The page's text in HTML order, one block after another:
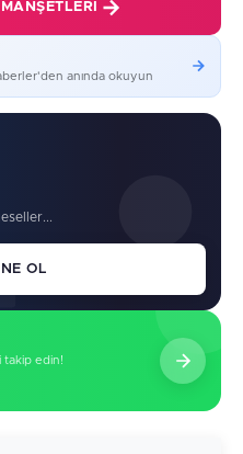
anında okuyun
OL
takip edin!